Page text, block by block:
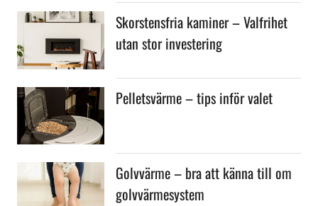
Skorstensfria kaminer – Valfrihet
utan stor investering
Pelletsvärme – tips inför valet
Golvvärme – bra att känna till om
golvvärmesystem